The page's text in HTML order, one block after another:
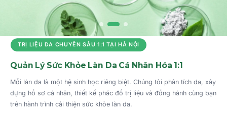
TRỊ LIỆU DA CHUYÊN SÂU 1:1 TẠI HÀ NỘI
Quản Lý Sức Khỏe Làn Da Cá Nhân Hóa 1:1
Mỗi làn da là một hệ sinh học riêng biệt. Chúng tôi phân tích da, xây
dựng hồ sơ cá nhân, thiết kế phác đồ trị liệu và đồng hành cùng bạn
trên hành trình cải thiện sức khỏe làn da.